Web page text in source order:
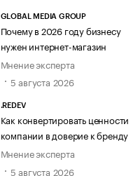
GLOBAL MEDIA GROUP
Почему в 2026 году бизнесу
нужен интернет-магазин
Мнение эксперта
5 августа 2026
.REDEV
Как конвертировать ценности
компании в доверие к бренду
Мнение эксперта
5 августа 2026